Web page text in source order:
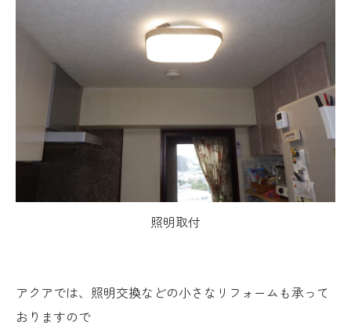
照明取付
アクアでは、照明交換などの小さなリフォームも承って
おりますので